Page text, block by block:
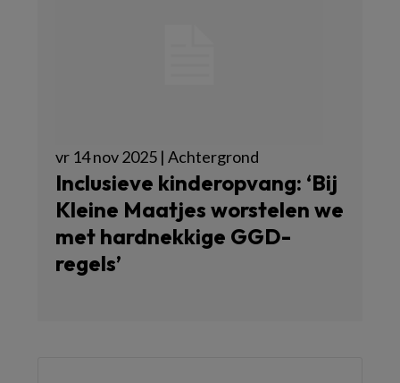
vr 14 nov 2025 | Achtergrond
Inclusieve kinderopvang: ‘Bij
Kleine Maatjes worstelen we
met hardnekkige GGD-
regels’